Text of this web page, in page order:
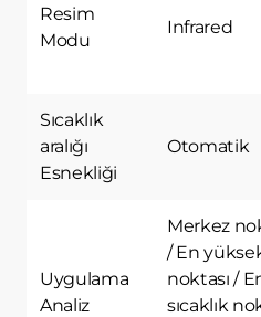
Resim
Modu
Infrared
Sıcaklık
aralığı
Esnekliği
Otomatik
Uygulama
Analiz
Merkez
/ En
noktası /
sıcaklık
hatırlar. Bu tür çerezlerin
ziyaretçilere kullanım
3.6. Hedefleme/
Ziyaretçilere sunulan
etkinliğinin ölçülmesi ve
sağlarlar. Bu tür
ziyaretçilerin ilgi
reklamların sunulmasıdır.
Aynı şekilde,